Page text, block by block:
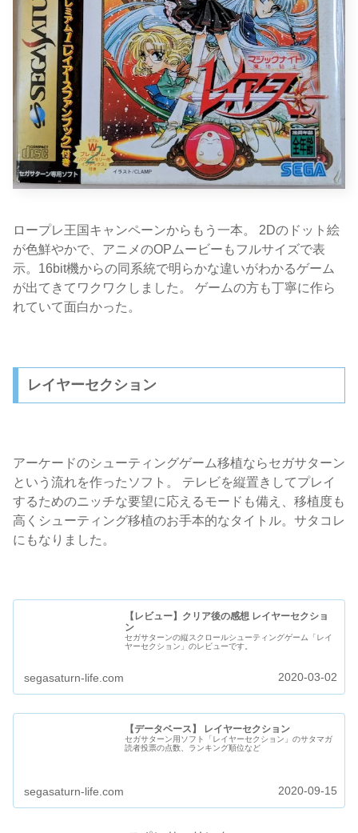
ロープレ王国キャンペーンからもう一本。 2Dのドット絵
が色鮮やかで、アニメのOPムービーもフルサイズで表
示。16bit機からの同系統で明らかな違いがわかるゲーム
が出てきてワクワクしました。 ゲームの方も丁寧に作ら
れていて面白かった。
レイヤーセクション
アーケードのシューティングゲーム移植ならセガサターン
という流れを作ったソフト。 テレビを縦置きしてプレイ
するためのニッチな要望に応えるモードも備え、移植度も
高くシューティング移植のお手本的なタイトル。サタコレ
にもなりました。
【レビュー】クリア後の感想 レイヤーセクショ
ン
セガサターンの縦スクロールシューティングゲーム「レイ
ヤーセクション」のレビューです。
segasaturn-life.com 2020-03-02
【データベース】 レイヤーセクション
セガサターン用ソフト「レイヤーセクション」のサタマガ
読者投票の点数、ランキング順位など
segasaturn-life.com 2020-09-15